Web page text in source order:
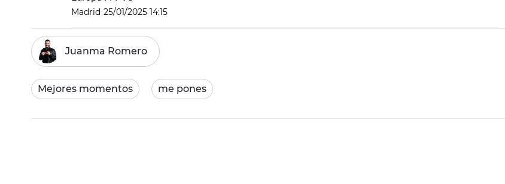
Madrid 25/01/2025 14:15
Juanma Romero
Mejores momentos me pones